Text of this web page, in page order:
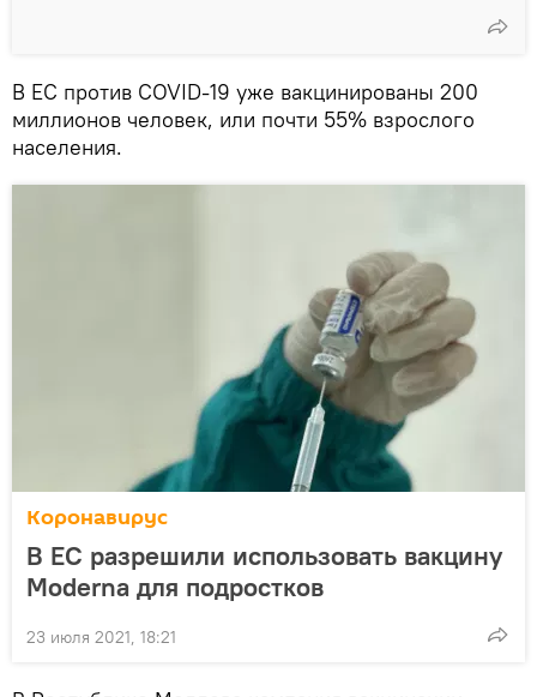
В ЕС против COVID-19 уже вакцинированы 200
миллионов человек, или почти 55% взрослого
населения.
Коронавирус
В ЕС разрешили использовать вакцину
Moderna для подростков
23 июля 2021, 18:21